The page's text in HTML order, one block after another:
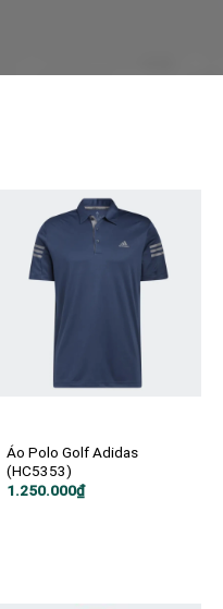
Áo Polo Golf Adidas
(HC5353)
1.250.000₫